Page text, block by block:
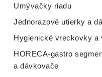
Umývačky riadu
Jednorazové utierky a
Hygienické vreckovky a
HORECA-gastro
a dávkovače